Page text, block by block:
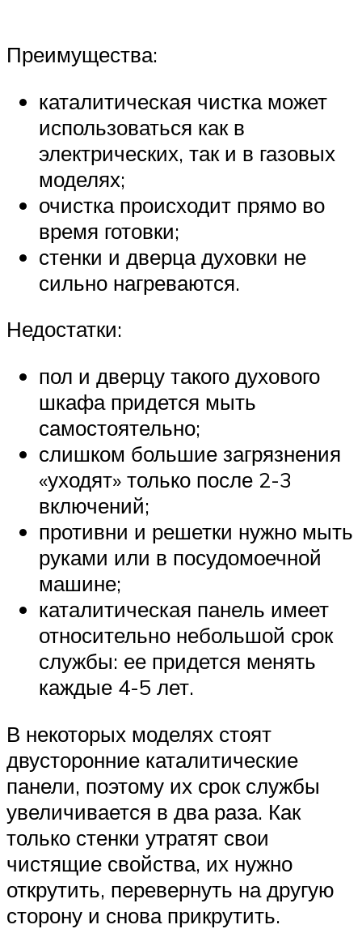
Преимущества:
каталитическая чистка может
использоваться как в
электрических, так и в газовых
моделях;
очистка происходит прямо во
время готовки;
стенки и дверца духовки не
сильно нагреваются.
Недостатки:
пол и дверцу такого духового
шкафа придется мыть
самостоятельно;
слишком большие загрязнения
«уходят» только после 2-3
включений;
противни и решетки нужно мыть
руками или в посудомоечной
машине;
каталитическая панель имеет
относительно небольшой срок
службы: ее придется менять
каждые 4-5 лет.
В некоторых моделях стоят
двусторонние каталитические
панели, поэтому их срок службы
увеличивается в два раза. Как
только стенки утратят свои
чистящие свойства, их нужно
открутить, перевернуть на другую
сторону и снова прикрутить.